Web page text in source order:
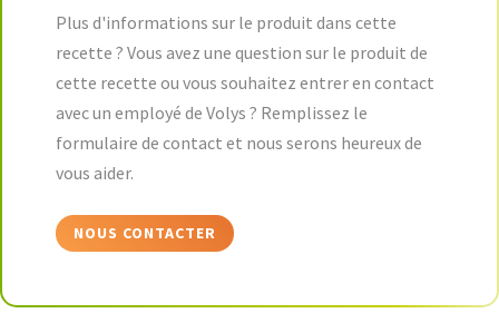
Plus d'informations sur le produit dans cette
recette ? Vous avez une question sur le produit de
cette recette ou vous souhaitez entrer en contact
avec un employé de Volys ? Remplissez le
formulaire de contact et nous serons heureux de
vous aider.
NOUS CONTACTER